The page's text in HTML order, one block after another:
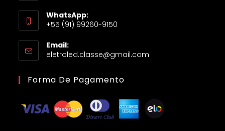
WhatsApp:
+55 (91) 99260-9150
Email:
eletroled.classe@gmail.com
Forma De Pagamento